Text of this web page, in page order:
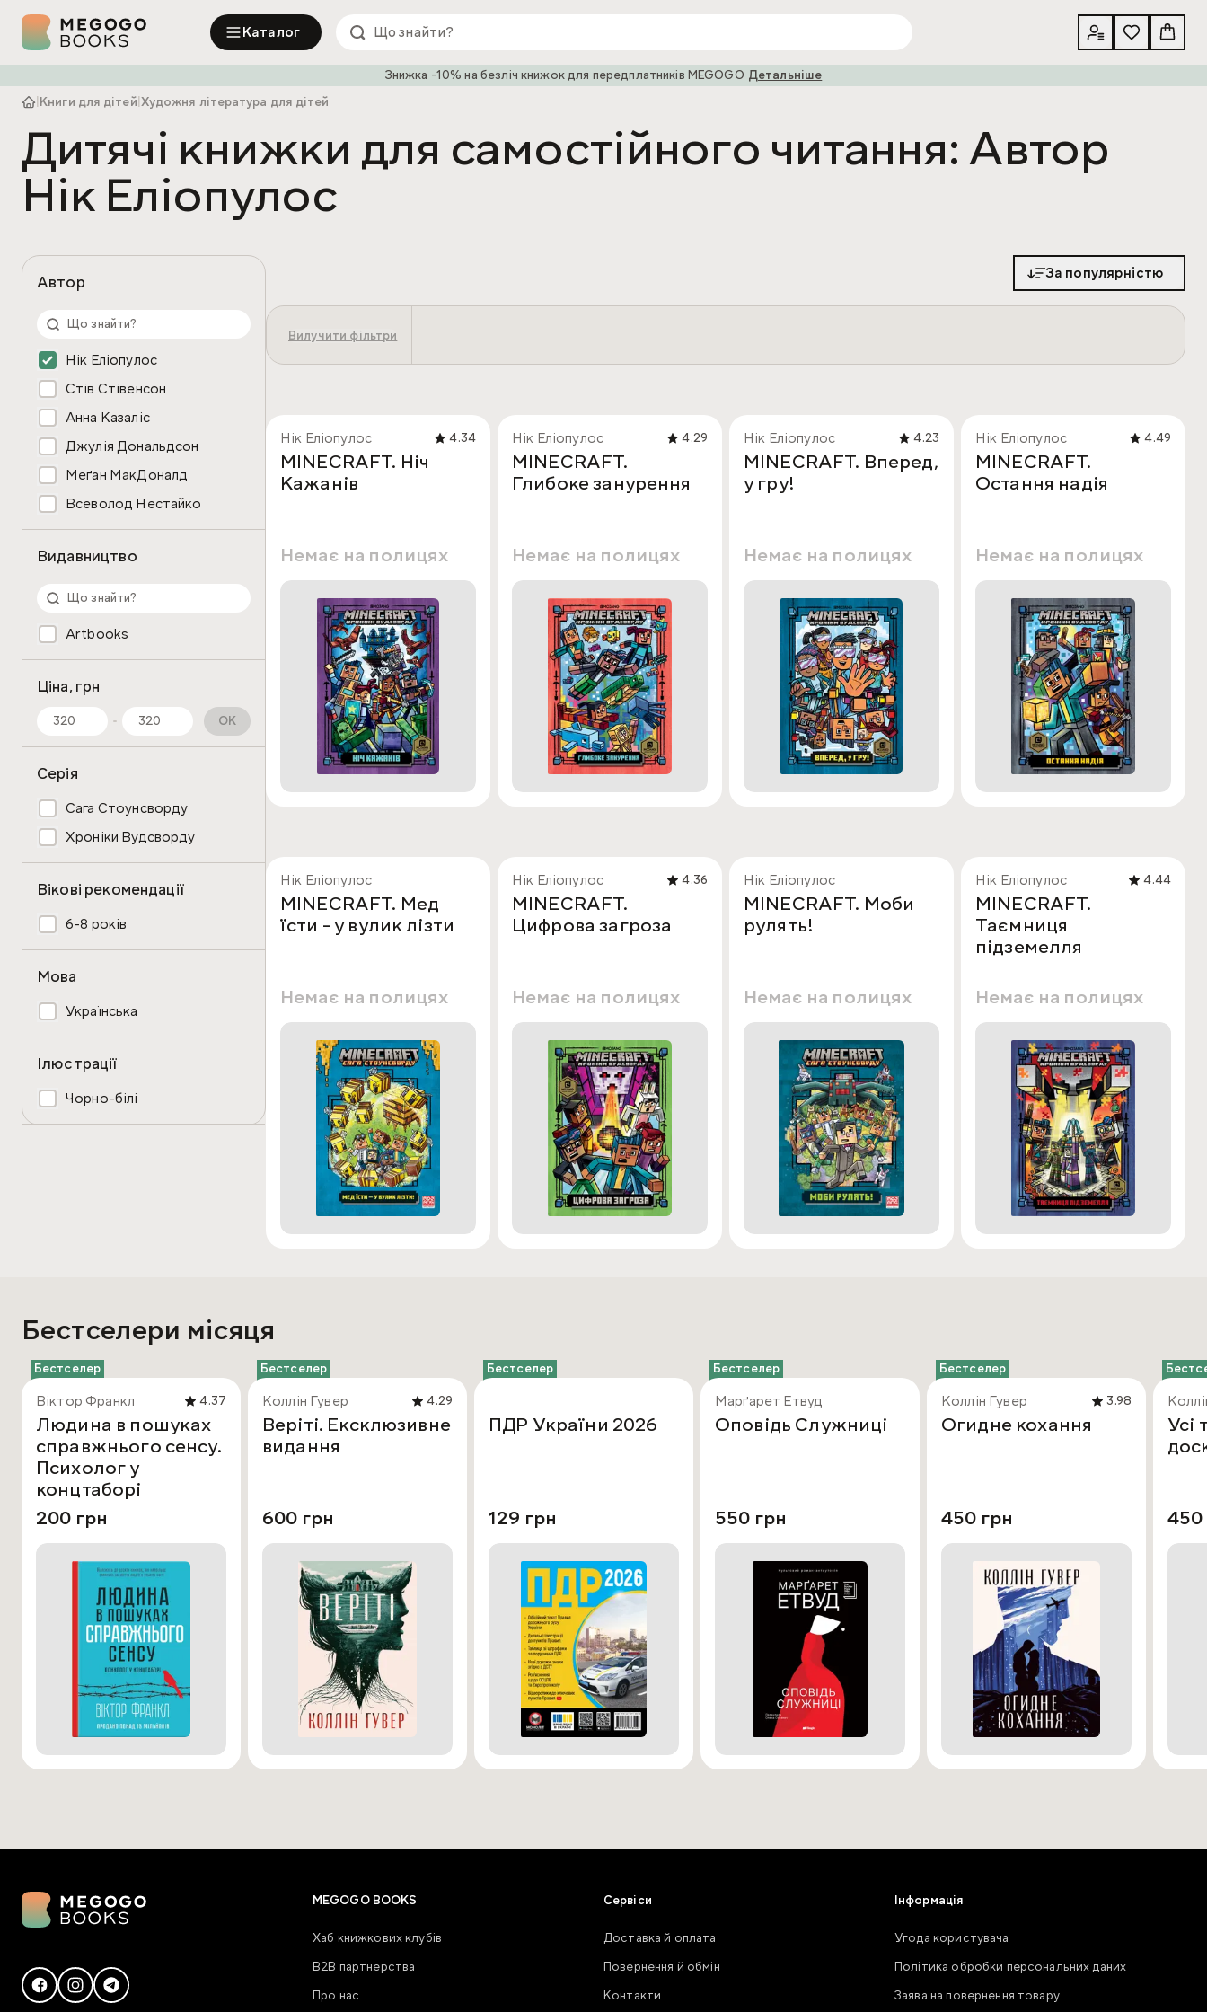
Каталог
Знижка -10% на безліч книжок для передплатників MEGOGO Детальніше
Книги для дітей Художня література для дітей
Дитячі книжки для самостійного читання: Автор
Нік Еліопулос
Автор
Нік Еліопулос
Стів Стівенсон
Анна Казаліс
Джулія Дональдсон
Меґан МакДоналд
Всеволод Нестайко
Видавництво
Artbooks
Ціна, грн
OK
Серія
Сага Стоунсворду
Хроніки Вудсворду
Вікові рекомендації
6-8 років
Мова
Українська
Ілюстрації
Чорно-білі
За популярністю
Вилучити фільтри
Нік Еліопулос 4.34
MINECRAFT. Ніч
Кажанів
Немає на полицях
Нік Еліопулос 4.29
MINECRAFT.
Глибоке занурення
Немає на полицях
Нік Еліопулос 4.23
MINECRAFT. Вперед,
у гру!
Немає на полицях
Нік Еліопулос 4.49
MINECRAFT.
Остання надія
Немає на полицях
Нік Еліопулос
MINECRAFT. Мед
їсти - у вулик лізти
Немає на полицях
Нік Еліопулос 4.36
MINECRAFT.
Цифрова загроза
Немає на полицях
Нік Еліопулос
MINECRAFT. Моби
рулять!
Немає на полицях
Нік Еліопулос 4.44
MINECRAFT.
Таємниця
підземелля
Немає на полицях
Бестселери місяця
Бестселер
Віктор Франкл 4.37
Людина в пошуках
справжнього сенсу.
Психолог у
концтаборі
200 грн
Бестселер
Коллін Гувер 4.29
Веріті. Ексклюзивне
видання
600 грн
Бестселер
ПДР України 2026
129 грн
Бестселер
Марґарет Етвуд
Оповідь Служниці
550 грн
Бестселер
Коллін Гувер 3.98
Огидне кохання
450 грн
Усі
450
MEGOGO BOOKS
Хаб книжкових клубів
В2В партнерства
Про нас
Сервіси
Доставка й оплата
Повернення й обмін
Контакти
Інформація
Угода користувача
Політика обробки персональних даних
Заява на повернення товару